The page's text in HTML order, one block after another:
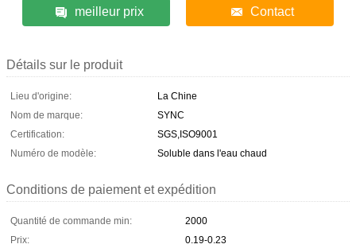
meilleur prix Contact
Détails sur le produit
Lieu d'origine:
La Chine
Nom de marque:
SYNC
Certification:
SGS,ISO9001
Numéro de modèle:
Soluble dans l'eau chaud
Conditions de paiement et expédition
Quantité de commande min:
2000
Prix:
0.19-0.23